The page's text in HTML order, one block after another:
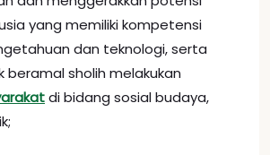
yang memiliki kompetensi
dan teknologi, serta
beramal sholih melakukan
di bidang sosial budaya,